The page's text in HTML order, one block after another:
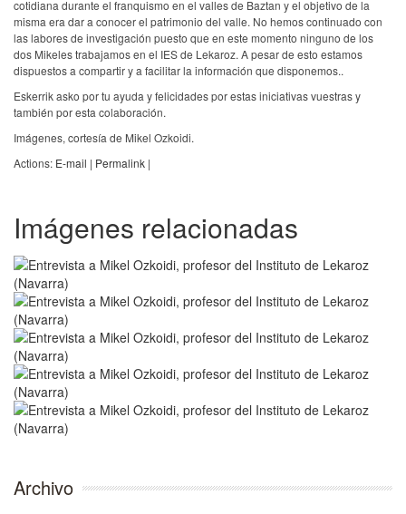
cotidiana durante el franquismo en el valles de Baztan y el objetivo de la
misma era dar a conocer el patrimonio del valle. No hemos continuado con
las labores de investigación puesto que en este momento ninguno de los
dos Mikeles trabajamos en el IES de Lekaroz. A pesar de esto estamos
dispuestos a compartir y a facilitar la información que disponemos..
Eskerrik asko por tu ayuda y felicidades por estas iniciativas vuestras y
también por esta colaboración.
Imágenes, cortesía de Mikel Ozkoidi.
Actions: E-mail | Permalink |
Imágenes relacionadas
Archivo